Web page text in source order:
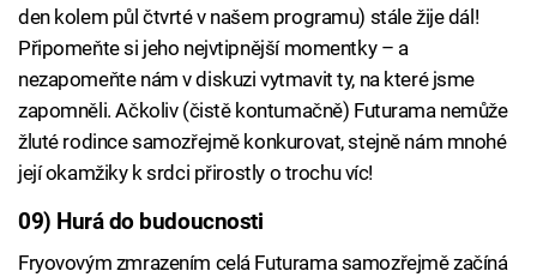
den kolem půl čtvrté v našem programu) stále žije dál!
Připomeňte si jeho nejvtipnější momentky – a
nezapomeňte nám v diskuzi vytmavit ty, na které jsme
zapomněli. Ačkoliv (čistě kontumačně) Futurama nemůže
žluté rodince samozřejmě konkurovat, stejně nám mnohé
její okamžiky k srdci přirostly o trochu víc!
09) Hurá do budoucnosti
Fryovovým zmrazením celá Futurama samozřejmě začíná